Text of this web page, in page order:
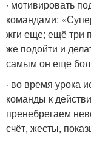
· мотивировать
командами:
жги еще; ещё три
же подойти и
самым он еще
· во время урока
команды к
пренебрегаем
счёт, жесты,